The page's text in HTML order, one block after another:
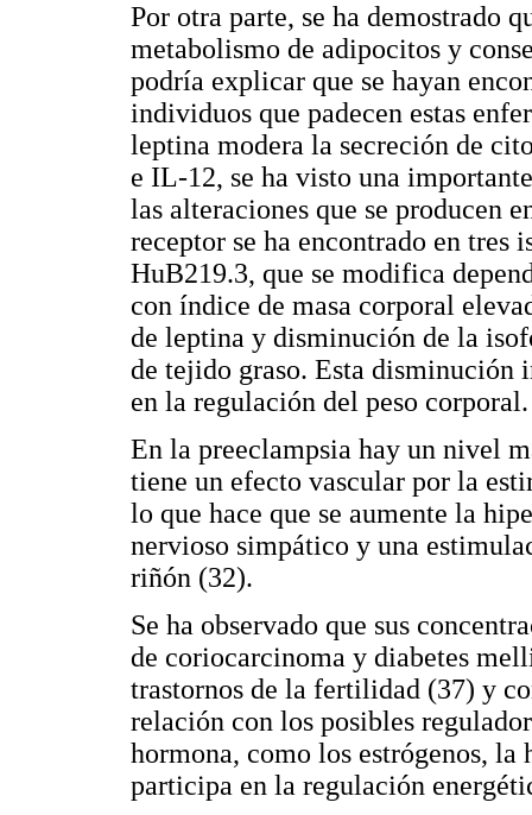
Por otra parte, se ha demostrado
metabolismo de adipocitos y
podría explicar que se hayan
individuos que padecen estas
leptina modera la secreción de
e IL-12, se ha visto una
las alteraciones que se producen
receptor se ha encontrado en
HuB219.3, que se modifica
con índice de masa corporal
de leptina y disminución de la
de tejido graso. Esta disminución
en la regulación del peso corporal.
En la preeclampsia hay un nivel
tiene un efecto vascular por la
lo que hace que se aumente la
nervioso simpático y una
riñón (32).
Se ha observado que sus
de coriocarcinoma y diabetes
trastornos de la fertilidad (37) y
relación con los posibles
hormona, como los estrógenos,
participa en la regulación